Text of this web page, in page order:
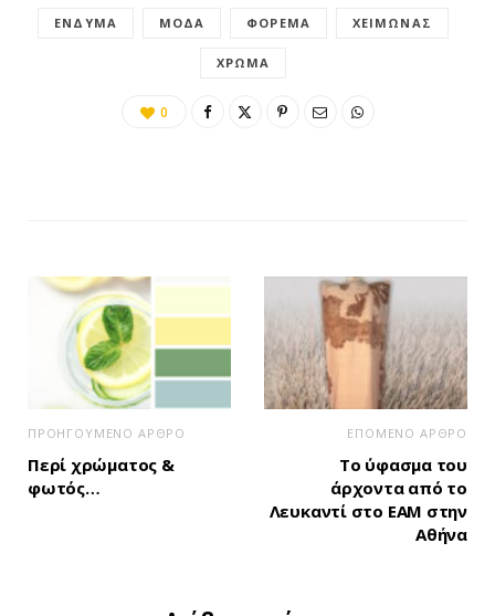
ΈΝΔΥΜΑ ΜΌΔΑ ΦΌΡΕΜΑ ΧΕΙΜΏΝΑΣ
ΧΡΏΜΑ
0
ΠΡΟΗΓΟΥΜΕΝΟ ΑΡΘΡΟ
Περί χρώματος &
φωτός…
ΕΠΟΜΕΝΟ ΑΡΘΡΟ
Tο ύφασμα του
άρχοντα από το
Λευκαντί στο ΕΑΜ στην
Αθήνα